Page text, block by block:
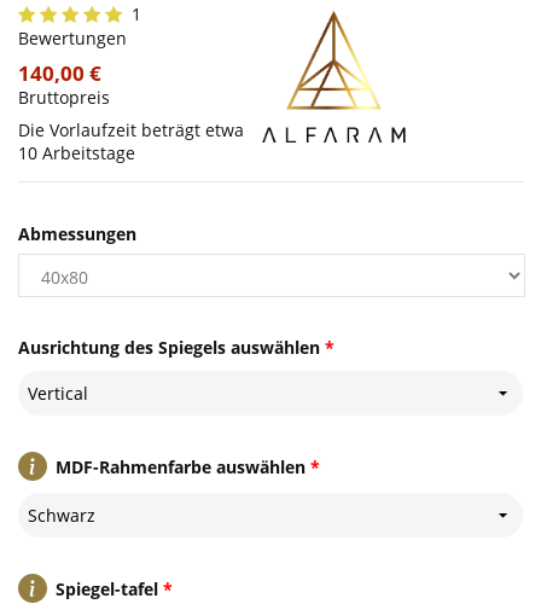
1
Bewertungen
140,00 €
Bruttopreis
Die Vorlaufzeit beträgt etwa
10 Arbeitstage
*
Ausrichtung des Spiegels auswählen
Vertical
*
MDF-Rahmenfarbe auswählen
Schwarz
*
Spiegel-tafel
Abmessungen